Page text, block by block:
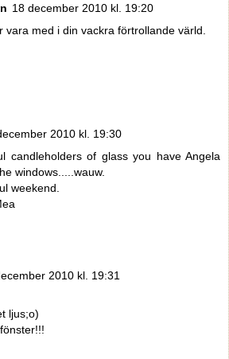
18 december 2010 kl. 19:20
vara med i din vackra förtrollande värld.
2010 kl. 19:30
candleholders of glass you have Angela
windows.....wauw.
weekend.
2010 kl. 19:31
ljus;o)